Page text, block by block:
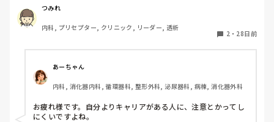
その方は透析経験も病棟の経験もある方と伺っていたのです
が、報告や質問の要所要所にズレを感じてしまいます。(例
えば血糖値が低いのにその他症状を伝えてくれないとか、血
実習の指導をしてるんじゃあるまいし、しかも私より看護師
歴ある人にこんなことから聞かなきゃいけないの！？と思っ
てしまいます。
皆様は自分より歴がある方への指導をどのようにされていま
すか？教えて頂きたいです。
つみれ
内科, プリセプター, クリニック, リーダー, 透析
2 ・ 28日前
あーちゃん
内科, 消化器内科, 循環器科, 整形外科, 泌尿器科, 病棟, 消化器外科
お疲れ様です。自分よりキャリアがある人に、注意とかってし
にくいですよね。